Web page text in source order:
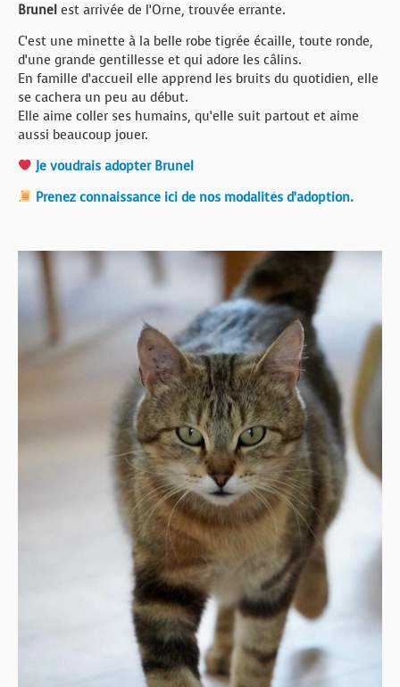
Brunel est arrivée de l’Orne, trouvée errante.
C’est une minette à la belle robe tigrée écaille, toute ronde,
d’une grande gentillesse et qui adore les câlins.
En famille d’accueil elle apprend les bruits du quotidien, elle
se cachera un peu au début.
Elle aime coller ses humains, qu’elle suit partout et aime
aussi beaucoup jouer.
Je voudrais adopter Brunel
Prenez connaissance ici de nos modalités d’adoption.